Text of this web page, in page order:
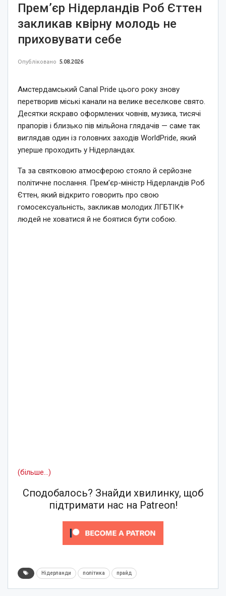
Прем’єр Нідерландів Роб Єттен
закликав квірну молодь не
приховувати себе
Опубліковано 5.08.2026
Амстердамський Canal Pride цього року знову
перетворив міські канали на велике веселкове свято.
Десятки яскраво оформлених човнів, музика, тисячі
прапорів і близько пів мільйона глядачів — саме так
виглядав один із головних заходів WorldPride, який
уперше проходить у Нідерландах.
Та за святковою атмосферою стояло й серйозне
політичне послання. Прем’єр-міністр Нідерландів Роб
Єттен, який відкрито говорить про свою
гомосексуальність, закликав молодих ЛГБТІК+
людей не ховатися й не боятися бути собою.
(більше…)
Сподобалось? Знайди хвилинку, щоб
підтримати нас на Patreon!
Нідерланди політика прайд